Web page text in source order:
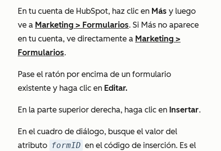
En tu cuenta de HubSpot, haz clic en Más y luego
ve a Marketing > Formularios. Si Más no aparece
en tu cuenta, ve directamente a Marketing >
Formularios.
Pase el ratón por encima de un formulario
existente y haga clic en Editar.
En la parte superior derecha, haga clic en Insertar.
En el cuadro de diálogo, busque el valor del
atributo formID en el código de inserción. Es el